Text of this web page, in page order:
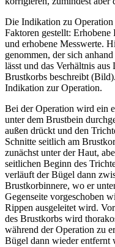
Die Indikation zu
Faktoren gestellt:
und erhobene Messwerte.
genommen, der sich
lässt und das Verhältnis
Brustkorbs beschreibt
Indikation zur Operation.
Bei der Operation wird ein
unter dem Brustbein
außen drückt und den
Schnitte seitlich am
zunächst unter der Haut,
seitlichen Beginn des
verläuft der Bügel dann
Brustkorbinnere, wo er
Gegenseite vorgeschoben
Rippen ausgeleitet wird.
des Brustkorbs wird
während der Operation zu
Bügel dann wieder entfernt